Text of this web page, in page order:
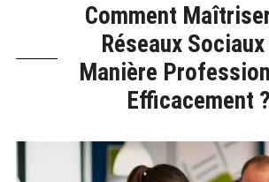
Comment
Réseaux Sociaux
Manière
Efficacement ?